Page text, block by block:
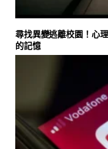
尋找異變逃離校園！心
的記憶